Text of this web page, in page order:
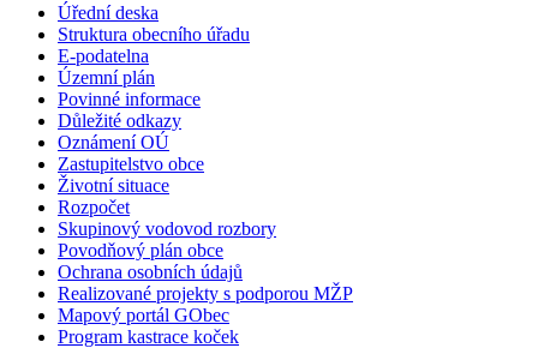
Úřední deska
Struktura obecního úřadu
E-podatelna
Územní plán
Povinné informace
Důležité odkazy
Oznámení OÚ
Zastupitelstvo obce
Životní situace
Rozpočet
Skupinový vodovod rozbory
Povodňový plán obce
Ochrana osobních údajů
Realizované projekty s podporou MŽP
Mapový portál GObec
Program kastrace koček